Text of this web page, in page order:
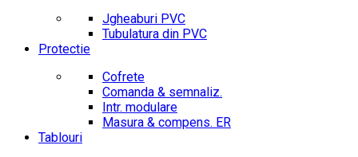
Jgheaburi PVC
Tubulatura din PVC
Protectie
Cofrete
Comanda & semnaliz.
Intr. modulare
Masura & compens. ER
Tablouri